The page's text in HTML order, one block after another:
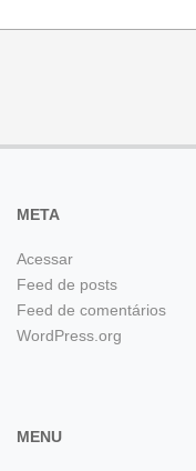
META
Acessar
Feed de posts
Feed de comentários
WordPress.org
MENU